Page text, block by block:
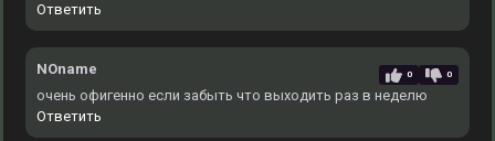
Ответить
NOname 0 0
очень офигенно если забыть что выходить раз в неделю
Ответить